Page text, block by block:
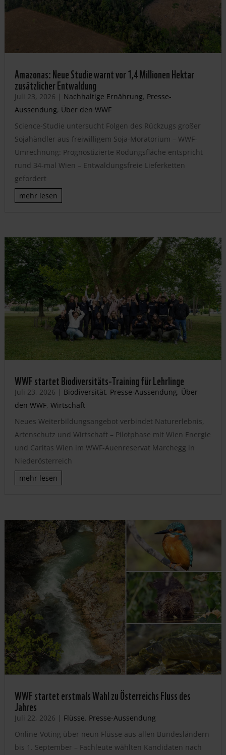
Amazonas: Neue Studie warnt vor 1,4 Millionen Hektar
zusätzlicher Entwaldung
Juli 23, 2026 | Nachhaltige Ernährung, Presse-
Aussendung, Über den WWF
Science-Studie untersucht Folgen des Rückzugs großer
Sojahändler aus freiwilligem Soja-Moratorium – WWF-
Umrechnung: Prognostizierte Rodungsfläche entspricht
rund 34-mal Wien – Entwaldungsfreie Lieferketten
gefordert
mehr lesen
WWF startet Biodiversitäts-Training für Lehrlinge
Juli 23, 2026 | Biodiversität, Presse-Aussendung, Über
den WWF, Wirtschaft
Neues Weiterbildungsangebot verbindet Naturerlebnis,
Artenschutz und Wirtschaft – Pilotphase mit Wien Energie
und Caritas Wien im WWF-Auenreservat Marchegg in
Niederösterreich
mehr lesen
WWF startet erstmals Wahl zu Österreichs Fluss des
Jahres
Juli 22, 2026 | Flüsse, Presse-Aussendung
Online-Voting über neun Flüsse aus allen Bundesländern
bis 1. September – Fachleute wählten Kandidaten nach